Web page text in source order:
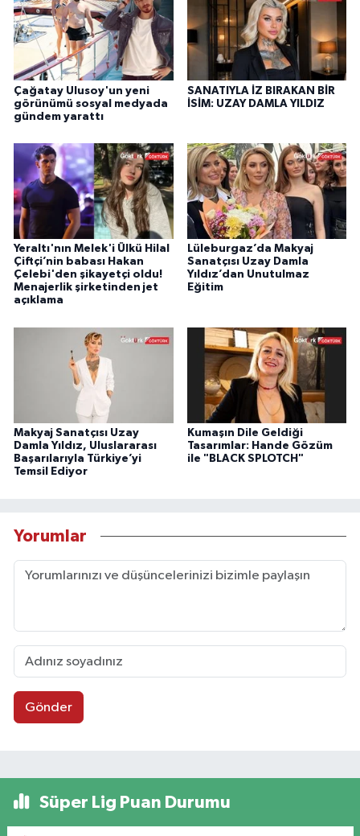
Çağatay Ulusoy'un yeni
görünümü sosyal medyada
gündem yarattı
SANATIYLA İZ BIRAKAN BİR
İSİM: UZAY DAMLA YILDIZ
Yeraltı'nın Melek'i Ülkü Hilal
Çiftçi’nin babası Hakan
Çelebi'den şikayetçi oldu!
Menajerlik şirketinden jet
açıklama
Lüleburgaz’da Makyaj
Sanatçısı Uzay Damla
Yıldız’dan Unutulmaz
Eğitim
Makyaj Sanatçısı Uzay
Damla Yıldız, Uluslararası
Başarılarıyla Türkiye’yi
Temsil Ediyor
Kumaşın Dile Geldiği
Tasarımlar: Hande Gözüm
ile "BLACK SPLOTCH"
Yorumlar
Gönder
Süper Lig Puan Durumu